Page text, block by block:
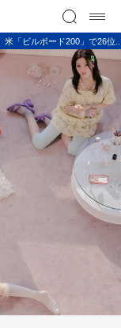
米「ビルボード200」で26